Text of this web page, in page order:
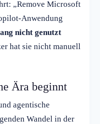
„Remove Microsoft
Anwendung
nicht genutzt
hat sie nicht manuell
Ära beginnt
agentische
Wandel in der